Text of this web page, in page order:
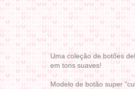
Uma coleção de botões
em tons suaves!
Modelo de botão super